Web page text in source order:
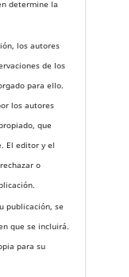
determine la
los autores
de los
para ello.
los autores
que
El editor y el
o
publicación, se
que se incluirá.
para su